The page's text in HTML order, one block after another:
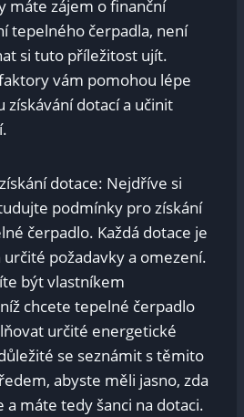
máte zájem o finanční
tepelného čerpadla, není
si tuto příležitost ujít.
vám pomohou lépe
dotací a učinit
dotace: Nejdříve si
podmínky pro získání
čerpadlo. Každá dotace je
určité požadavky a omezení.
být vlastníkem
chcete tepelné čerpadlo
určité energetické
se seznámit s těmito
abyste měli jasno, zda
a máte tedy šanci na dotaci.